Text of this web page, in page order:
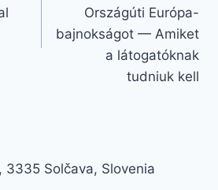
Országúti Európa-
bajnokságot — Amiket
a látogatóknak
tudniuk kell
3335 Solčava, Slovenia